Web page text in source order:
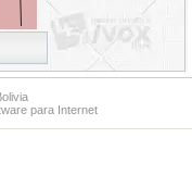
para Internet